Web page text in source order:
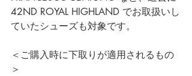
42ND ROYAL HIGHLAND でお取扱いし
ていたシューズも対象です。
＜ご購入時に下取りが適用されるもの
＞